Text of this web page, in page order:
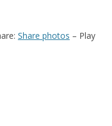
Share photos – Play